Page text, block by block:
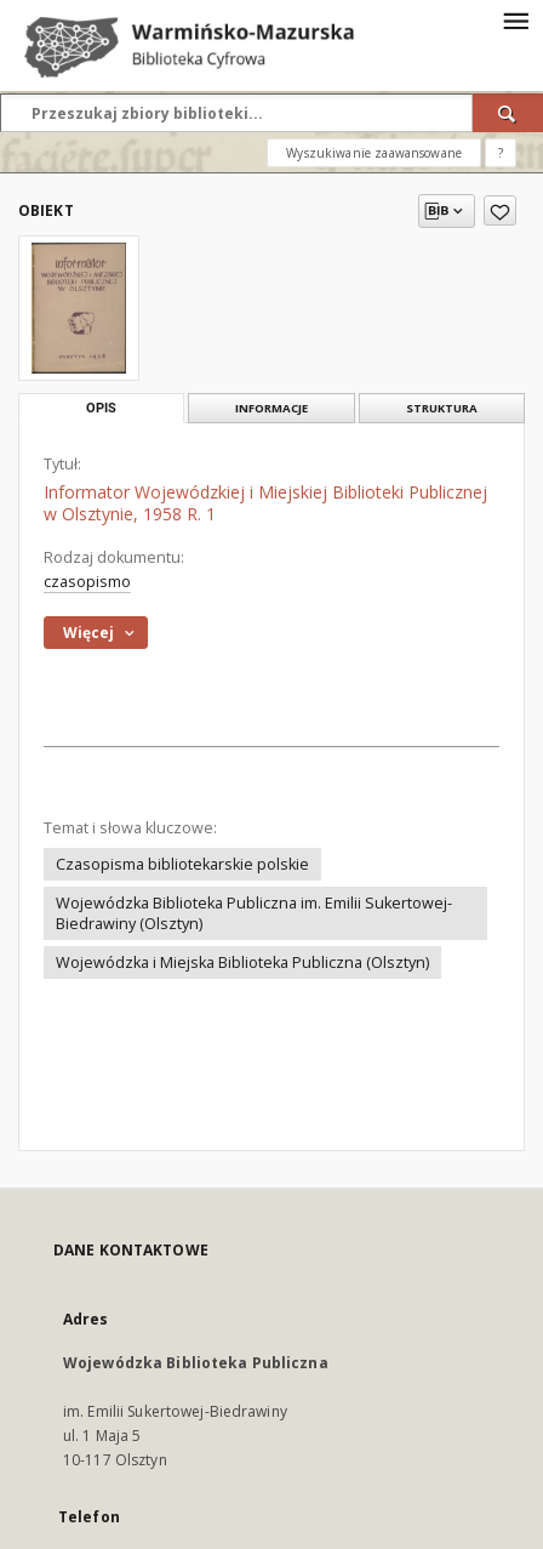
Wyszukiwanie zaawansowane ?
OBIEKT
OPIS INFORMACJE STRUKTURA
Tytuł:
Informator Wojewódzkiej i Miejskiej Biblioteki Publicznej
w Olsztynie, 1958 R. 1
Rodzaj dokumentu:
czasopismo
Więcej
Temat i słowa kluczowe:
Czasopisma bibliotekarskie polskie
Wojewódzka Biblioteka Publiczna im. Emilii Sukertowej-
Biedrawiny (Olsztyn)
Wojewódzka i Miejska Biblioteka Publiczna (Olsztyn)
DANE KONTAKTOWE
Adres
Wojewódzka Biblioteka Publiczna
im. Emilii Sukertowej-Biedrawiny
ul. 1 Maja 5
10-117 Olsztyn
Telefon